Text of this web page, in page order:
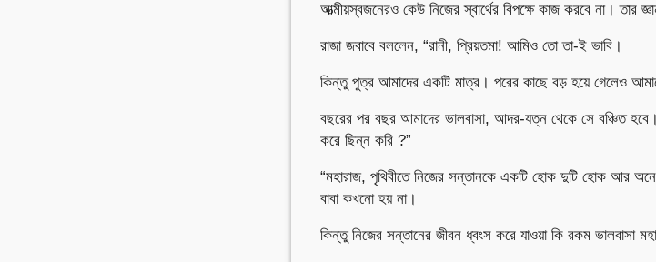
আত্মীয়স্বজনেরও কেউ নিজের স্বার্থের বিপক্ষে কাজ করবে না। তার
রাজা জবাবে বললেন, “রানী, প্রিয়তমা! আমিও তো তা-ই ভাবি।
কিন্তু পুত্র আমাদের একটি মাত্র। পরের কাছে বড় হয়ে গেলেও
বছরের পর বছর আমাদের ভালবাসা, আদর-যত্ন থেকে সে বঞ্চিত
করে ছিন্ন করি ?”
“মহারাজ, পৃথিবীতে নিজের সন্তানকে একটি হোক দুটি হোক আর
বাবা কখনো হয় না।
কিন্তু নিজের সন্তানের জীবন ধ্বংস করে যাওয়া কি রকম ভালবাসা